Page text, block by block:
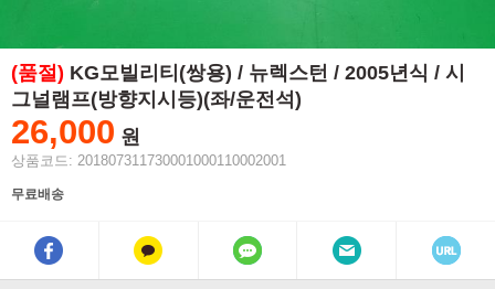
(품절) KG모빌리티(쌍용) / 뉴렉스턴 / 2005년식 / 시
그널램프(방향지시등)(좌/운전석)
26,000 원
상품코드: 201807311730001000110002001
무료배송